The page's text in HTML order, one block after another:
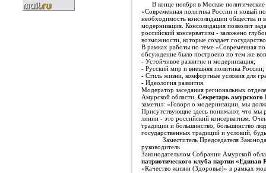
В конце ноября в Москве политические
«Современная политика России и новый
необходимость консолидации общества и
модернизация. Консолидация позволит
российский консерватизм - заложено
возможности, которые создает
В рамках работы по теме «Современная
обсуждение было построено по тем же
- Устойчивое развитие и модернизация;
- Русский мир и внешняя политика России;
- Стиль жизни, комфортные условия для
- Идеология развития.
Модератор заседания региональных
Амурской области, Секретарь амурского
заметил: «Говоря о модернизации, мы
Присутствующие здесь понимают, что мы
линии - это российский консерватизм.
традиции и большинство, большинство
государственных традиций и условий,
Заместитель Председателя
руководитель
Законодательном Собрании Амурской
патриотического клуба партии
«Качество жизни (Здоровье)» в рамках